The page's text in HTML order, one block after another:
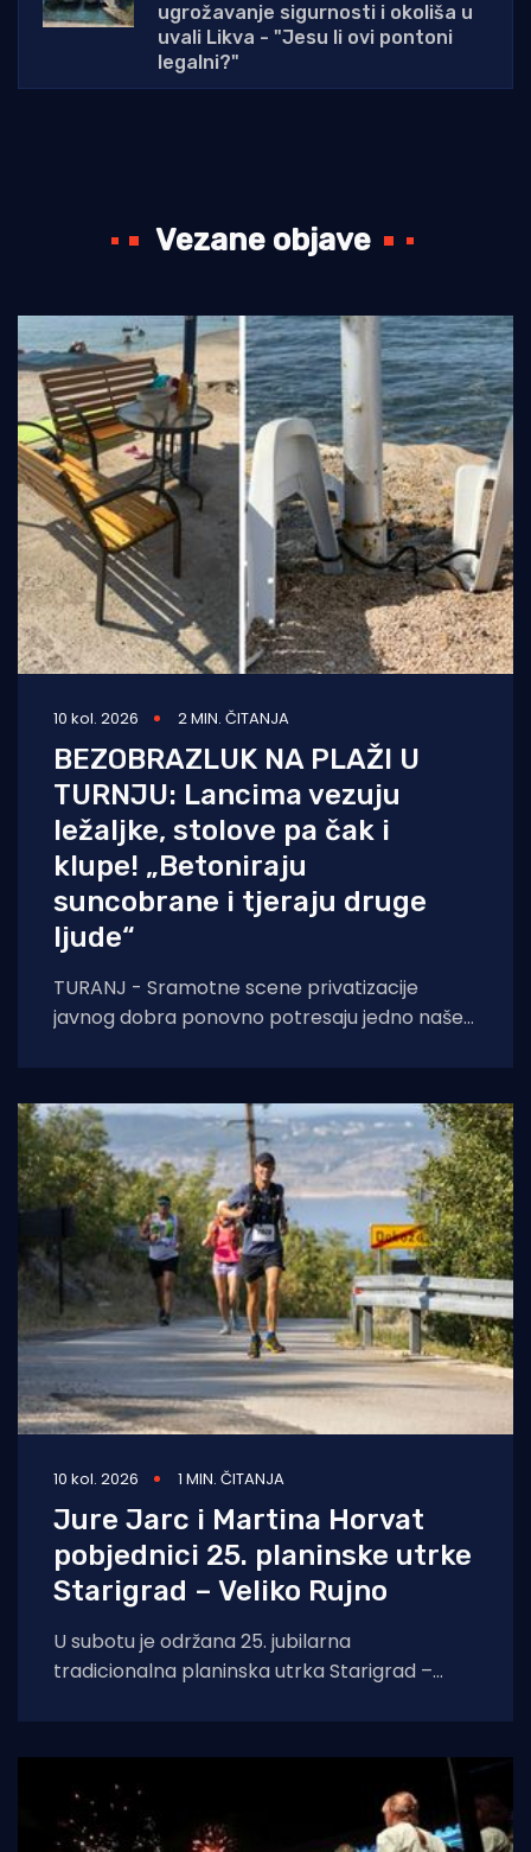
ugrožavanje sigurnosti i okoliša u
uvali Likva - "Jesu li ovi pontoni
legalni?"
Vezane objave
10 kol. 2026 2 MIN. ČITANJA
BEZOBRAZLUK NA PLAŽI U
TURNJU: Lancima vezuju
ležaljke, stolove pa čak i
klupe! „Betoniraju
suncobrane i tjeraju druge
ljude“
TURANJ - Sramotne scene privatizacije
javnog dobra ponovno potresaju jedno naše
10 kol. 2026 1 MIN. ČITANJA
Jure Jarc i Martina Horvat
pobjednici 25. planinske utrke
Starigrad – Veliko Rujno
U subotu je održana 25. jubilarna
tradicionalna planinska utrka Starigrad –